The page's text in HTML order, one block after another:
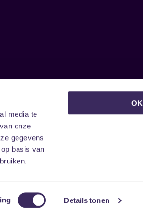
media te
onze
gegevens
basis van
Details tonen
OK
ontvangen?